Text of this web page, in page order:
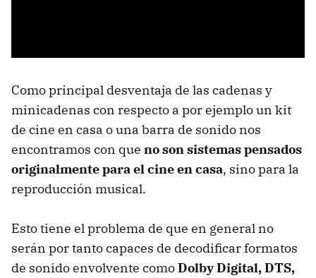
Como principal desventaja de las cadenas y
minicadenas con respecto a por ejemplo un kit
de cine en casa o una barra de sonido nos
encontramos con que no son sistemas pensados
originalmente para el cine en casa, sino para la
reproducción musical.
Esto tiene el problema de que en general no
serán por tanto capaces de decodificar formatos
de sonido envolvente comoDolby Digital, DTS,